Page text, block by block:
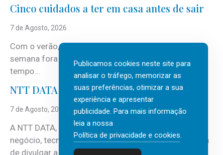
Cinco cuidados a ter em casa antes de sair
7 de Agosto, 2026
Com o verão, chegam também as férias, os fins-de-
semana fora e os dias em que a casa fica mais
tempo...
NTT DATA Insurtech Global Outlook 2026
7 de Agosto, 2026
A NTT DATA, consultora global em serviços de
negócio, tecnologia e inteligência artificial (IA), acaba
de divulgar a mais recente...
Publicamos cookies neste site para
analisar o tráfego, memorizar as
suas preferências, otimizar a sua
experiência e apresentar
publicidade. Para mais informação
leia a nossa
Política de privacidade e cookies.